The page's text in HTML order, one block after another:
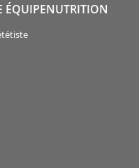
ÉQUIPENUTRITION